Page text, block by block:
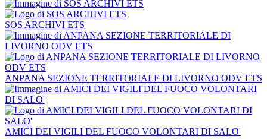
SOS ARCHIVI ETS
ANPANA SEZIONE TERRITORIALE DI LIVORNO ODV ETS
AMICI DEI VIGILI DEL FUOCO VOLONTARI DI SALO'